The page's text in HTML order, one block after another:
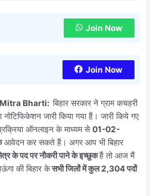
Join Now
Join Now
Mitra Bharti:बिहार सरकार ने ग्राम कचहरी
जारी किया गया हैं। जारी किये गए
ऑनलाइन के माध्यम से01-02-
आवेदन कर सकते हैं। अगर आप भी बिहार
के पद पर नौकरी पाने के इच्छुकहैं तो आज मैं
की बिहार केसभी जिलों में कुल 2,304 पदों